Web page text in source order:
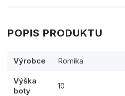
POPIS PRODUKTU
Výrobce Romika
Výška
boty
10